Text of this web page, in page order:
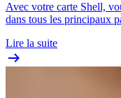
Avec votre carte Shell,
dans tous les principaux
Lire la suite